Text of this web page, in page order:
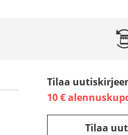
Tilaa
10 €
Tilaa